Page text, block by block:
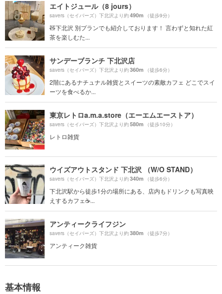
エイトジュール（8 jours）
savers（セイバーズ）下北沢より約490m （徒歩9分）
🧸下北沢 別プランでも紹介しております！ 言わずと知れた紅
茶を楽しむた...
サンデーブランチ 下北沢店
savers（セイバーズ）下北沢より約360m （徒歩6分）
2階にあるナチュナル雑貨とスイーツの素敵カフェ どこでスイ
ーツを食べるか...
東京レトロa.m.a.store（エーエムエーストア）
savers（セイバーズ）下北沢より約580m （徒歩10分）
レトロ雑貨
ウイズアウトスタンド 下北沢 （W/O STAND）
savers（セイバーズ）下北沢より約340m （徒歩6分）
下北沢駅から徒歩1分の場所にある、店内もドリンクも写真映
えするカフェ☕️...
アンティークライフジン
savers（セイバーズ）下北沢より約380m （徒歩7分）
アンティーク雑貨
基本情報